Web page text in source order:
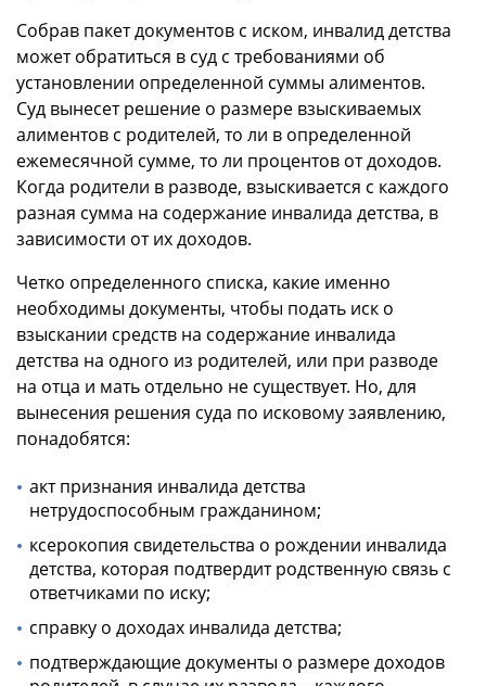
Собрав пакет документов с иском, инвалид детства
может обратиться в суд с требованиями об
установлении определенной суммы алиментов.
Суд вынесет решение о размере взыскиваемых
алиментов с родителей, то ли в определенной
ежемесячной сумме, то ли процентов от доходов.
Когда родители в разводе, взыскивается с каждого
разная сумма на содержание инвалида детства, в
зависимости от их доходов.
Четко определенного списка, какие именно
необходимы документы, чтобы подать иск о
взыскании средств на содержание инвалида
детства на одного из родителей, или при разводе
на отца и мать отдельно не существует. Но, для
вынесения решения суда по исковому заявлению,
понадобятся:
акт признания инвалида детства
нетрудоспособным гражданином;
ксерокопия свидетельства о рождении инвалида
детства, которая подтвердит родственную связь с
ответчиками по иску;
справку о доходах инвалида детства;
подтверждающие документы о размере доходов